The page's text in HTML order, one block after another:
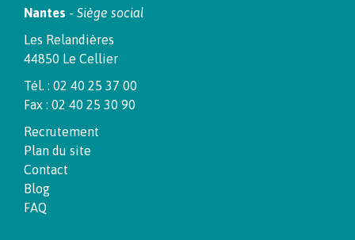
Nantes - Siège social
Les Relandières
44850 Le Cellier
Tél. : 02 40 25 37 00
Fax : 02 40 25 30 90
Recrutement
Plan du site
Contact
Blog
FAQ